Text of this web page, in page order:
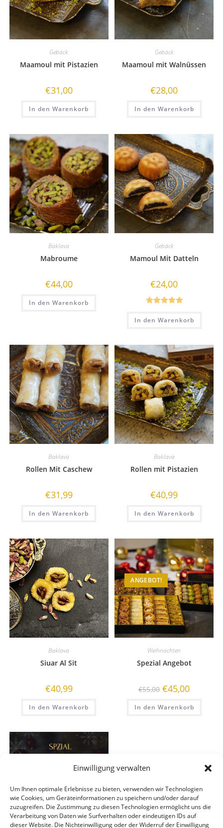
Einwilligung verwalten
Um Ihnen optimale Erlebnisse zu bieten, verwenden wir Technologien
wie Cookies, um Geräteinformationen zu speichern und/oder darauf
zuzugreifen. Die Zustimmung zu diesen Technologien ermöglicht uns die
Verarbeitung von Daten wie Surfverhalten oder eindeutigen IDs auf
dieser Website. Die Nichteinwilligung oder der Widerruf der Einwilligung
Gebäck
Maamoul mit Pistazien
€31,00
In den Warenkorb
Gebäck
Maamoul mit Walnüssen
€28,00
In den Warenkorb
Baklava
Mabroume
€44,00
In den Warenkorb
Gebäck
Mamoul Mit Datteln
€24,00
Bewertet mit
5.00von 5
In den Warenkorb
Baklava
Rollen Mit Caschew
€31,99
In den Warenkorb
Baklava
Rollen mit Pistazien
€40,99
In den Warenkorb
Baklava
Siuar Al Sit
€40,99
In den Warenkorb
ANGEBOT!
Weihnachten
Spezial Angebot
€55,00 €45,00
In den Warenkorb